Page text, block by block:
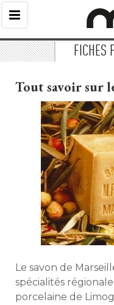
FICHES
Tout savoir sur
Le savon de
spécialités
porcelaine de